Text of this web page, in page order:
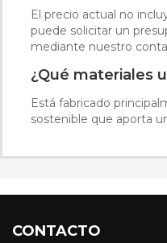
El precio actual no
puede solicitar un
mediante nuestro
¿Qué materiales
Está fabricado
sostenible que aporta
CONTACTO